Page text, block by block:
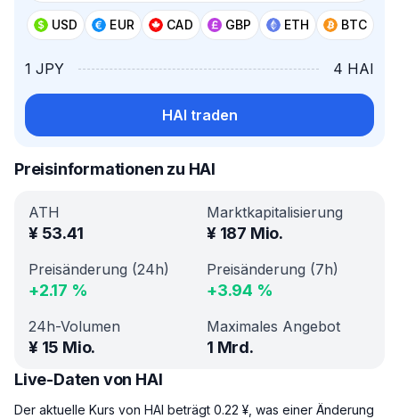
USD EUR CAD GBP ETH BTC
1 JPY 4 HAI
HAI traden
Preisinformationen zu HAI
ATH
¥ 53.41
Marktkapitalisierung
¥ 187 Mio.
Preisänderung (24h)
+2.17 %
Preisänderung (7h)
+3.94 %
24h-Volumen
¥ 15 Mio.
Maximales Angebot
1 Mrd.
Live-Daten von HAI
Der aktuelle Kurs von HAI beträgt 0.22 ¥, was einer Änderung